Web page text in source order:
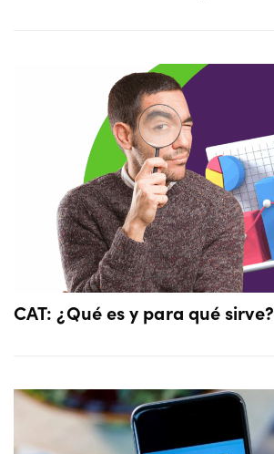
CAT: ¿Qué es y para qué sirve?